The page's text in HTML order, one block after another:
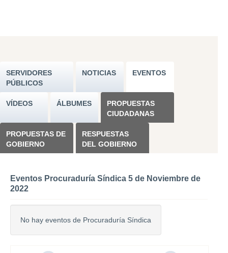
SERVIDORES
PÚBLICOS
NOTICIAS EVENTOS
VÍDEOS ÁLBUMES
PROPUESTAS
CIUDADANAS
PROPUESTAS DE
GOBIERNO
RESPUESTAS
DEL GOBIERNO
Eventos Procuraduría Síndica 5 de Noviembre de
2022
No hay eventos de Procuraduría Síndica